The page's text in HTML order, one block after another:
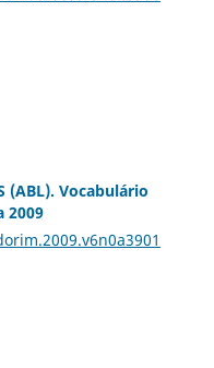
(ABL). Vocabulário
2009